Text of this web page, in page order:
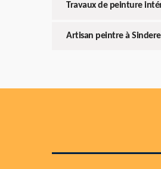
Travaux de peinture
Artisan peintre à